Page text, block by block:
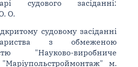
судового засіданні:
О.
судовому засіданні
з обмеженою
"Науково-виробниче
"Маріупольстроймонтаж" м.